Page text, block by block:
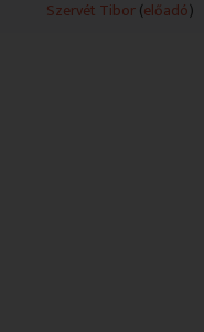
Szervét Tibor(előadó)